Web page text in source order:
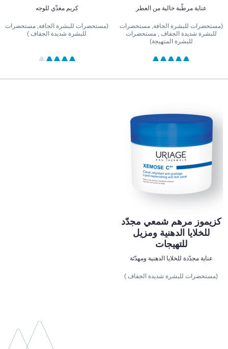
عناية مرطّبة خالية من العطر
(مستحضرات للبشرة الجافة, مستحضرات
للبشرة شديدة الجفاف , مستحضرات
للبشرة المتهيجة)
كريم مغذّي للوجه
(مستحضرات للبشرة الجافة, مستحضرات
للبشرة شديدة الجفاف )
كزيموز مرهم شمعي مجدّد
للخلايا الدهنية ومزيل
للتهيجات
عناية مجدّدة للخلايا الدهنية ومهدّئة
(مستحضرات للبشرة شديدة الجفاف )